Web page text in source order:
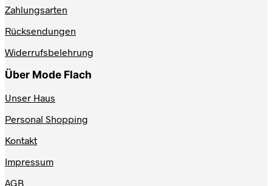
Zahlungsarten
Rücksendungen
Widerrufsbelehrung
Über Mode Flach
Unser Haus
Personal Shopping
Kontakt
Impressum
AGB